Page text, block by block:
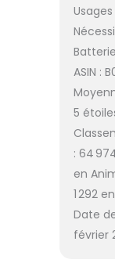
ASIN :
5
: 64
en
1 292
Date
février